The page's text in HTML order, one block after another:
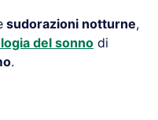
sudorazioni notturne,
del sonno di
.